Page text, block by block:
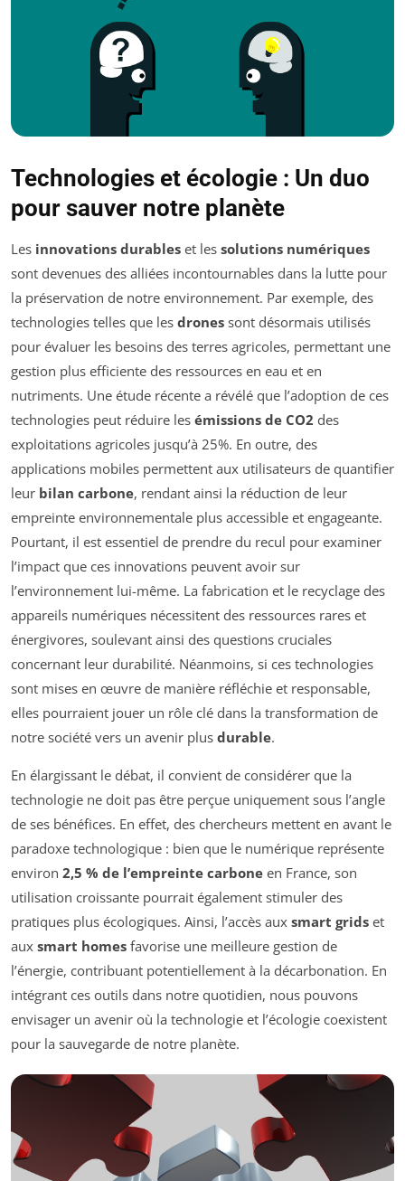
Technologies et écologie : Un duo
pour sauver notre planète
Les innovations durables et les solutions numériques
sont devenues des alliées incontournables dans la lutte pour
la préservation de notre environnement. Par exemple, des
technologies telles que les drones sont désormais utilisés
pour évaluer les besoins des terres agricoles, permettant une
gestion plus efficiente des ressources en eau et en
nutriments. Une étude récente a révélé que l’adoption de ces
technologies peut réduire les émissions de CO2 des
exploitations agricoles jusqu’à 25%. En outre, des
applications mobiles permettent aux utilisateurs de quantifier
leur bilan carbone, rendant ainsi la réduction de leur
empreinte environnementale plus accessible et engageante.
Pourtant, il est essentiel de prendre du recul pour examiner
l’impact que ces innovations peuvent avoir sur
l’environnement lui-même. La fabrication et le recyclage des
appareils numériques nécessitent des ressources rares et
énergivores, soulevant ainsi des questions cruciales
concernant leur durabilité. Néanmoins, si ces technologies
sont mises en œuvre de manière réfléchie et responsable,
elles pourraient jouer un rôle clé dans la transformation de
notre société vers un avenir plus durable.
En élargissant le débat, il convient de considérer que la
technologie ne doit pas être perçue uniquement sous l’angle
de ses bénéfices. En effet, des chercheurs mettent en avant le
paradoxe technologique : bien que le numérique représente
environ 2,5 % de l’empreinte carbone en France, son
utilisation croissante pourrait également stimuler des
pratiques plus écologiques. Ainsi, l’accès aux smart grids et
aux smart homes favorise une meilleure gestion de
l’énergie, contribuant potentiellement à la décarbonation. En
intégrant ces outils dans notre quotidien, nous pouvons
envisager un avenir où la technologie et l’écologie coexistent
pour la sauvegarde de notre planète.